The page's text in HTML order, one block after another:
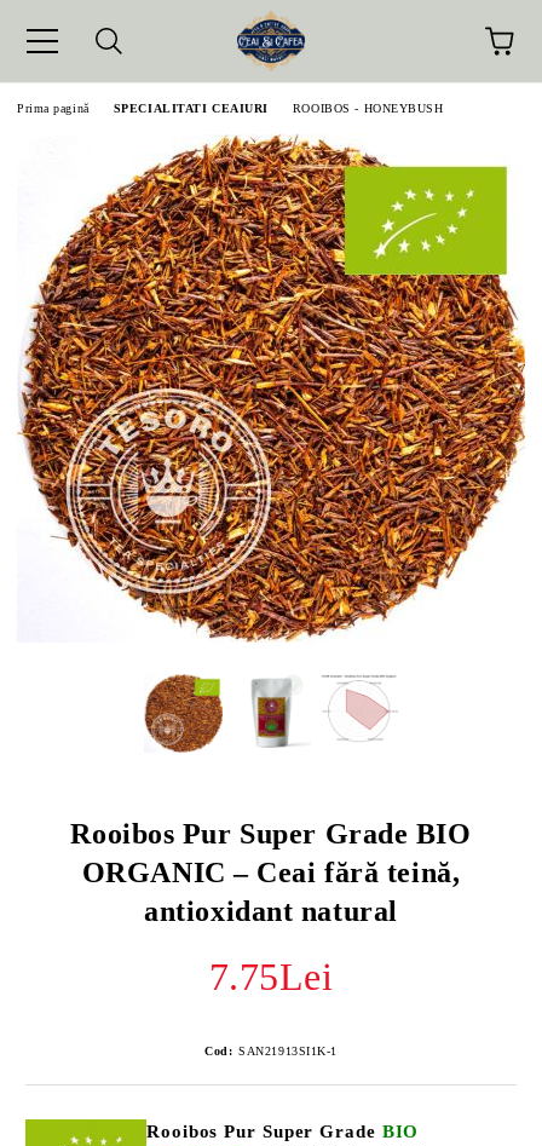
Prima pagină SPECIALITATI CEAIURI ROOIBOS - HONEYBUSH
Rooibos Pur Super Grade BIO
ORGANIC – Ceai fără teină,
antioxidant natural
7.75Lei
Cod: SAN21913SI1K-1
Rooibos Pur Super Grade BIO